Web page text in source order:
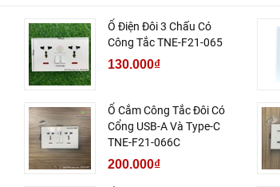
Ổ Điện Đôi 3 Chấu Có
Công Tắc TNE-F21-065
130.000₫
Ổ Cắm Công Tắc Đôi Có
Cổng USB-A Và Type-C
TNE-F21-066C
200.000₫